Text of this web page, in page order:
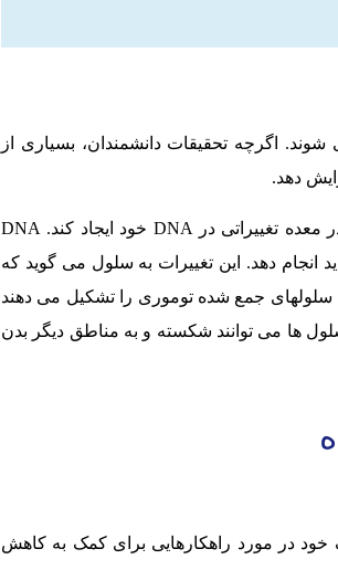
اگرچه تحقیقات دانشمندان، بسیاری از
دهد.
پزشکان می دانند سرطان معده از زمانی شروع می شود که سلول در معده تغییراتی در DNA خود ایجاد کند. DNA
دهد. این تغییرات به سلول می گوید که
سلولهای جمع شده توموری را تشکیل می دهند
ها می توانند شکسته و به مناطق دیگر بدن
خود در مورد راهکارهایی برای کمک به کاهش